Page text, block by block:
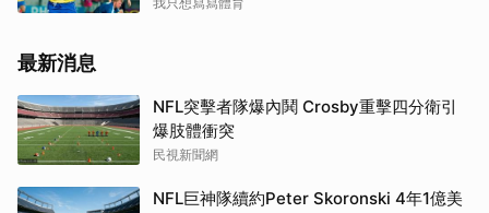
最新消息
NFL突擊者隊爆內鬨 Crosby重擊四分衛引
爆肢體衝突
民視新聞網
NFL巨神隊續約Peter Skoronski 4年1億美